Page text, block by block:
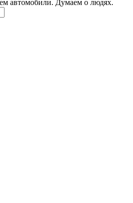
автомобили. Думаем о людях.